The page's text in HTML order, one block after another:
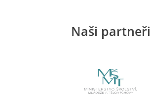
Naši partneři